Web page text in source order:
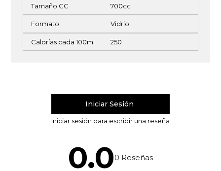
Tamaño CC 700cc
Formato Vidrio
Calorías cada 100ml 250
0.00 Reseñas